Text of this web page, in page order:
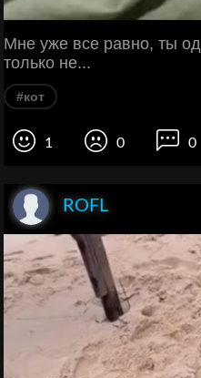
Мне уже все равно, ты
только не...
#кот
1 0 0
ROFL